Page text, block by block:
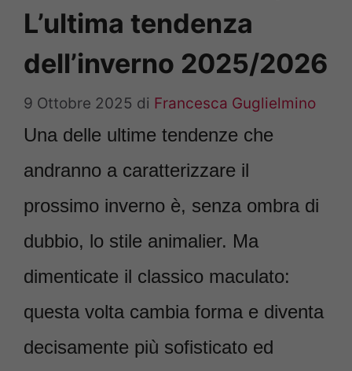
L’ultima tendenza
dell’inverno 2025/2026
9 Ottobre 2025 di Francesca Guglielmino
Una delle ultime tendenze che
andranno a caratterizzare il
prossimo inverno è, senza ombra di
dubbio, lo stile animalier. Ma
dimenticate il classico maculato:
questa volta cambia forma e diventa
decisamente più sofisticato ed